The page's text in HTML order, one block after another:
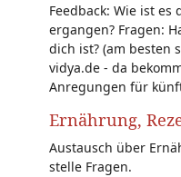
Feedback: Wie ist es
ergangen? Fragen:
dich ist? (am besten
vidya.de - da
Anregungen für
Ernährung,
Austausch über
stelle Fragen.